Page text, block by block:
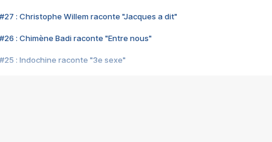
#27 : Christophe Willem raconte "Jacques a dit"
#26 : Chimène Badi raconte "Entre nous"
#25 : Indochine raconte "3e sexe"